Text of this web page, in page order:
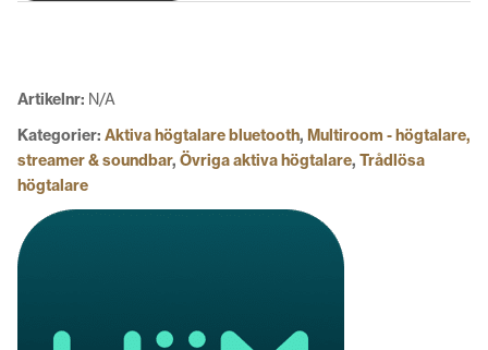
Artikelnr: N/A
Kategorier: Aktiva högtalare bluetooth, Multiroom - högtalare,
streamer & soundbar, Övriga aktiva högtalare, Trådlösa
högtalare